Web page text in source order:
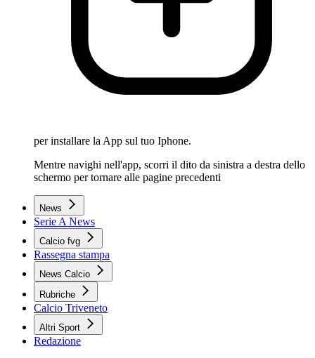
per installare la App sul tuo Iphone.
Mentre navighi nell'app, scorri il dito da sinistra a destra dello
schermo per tornare alle pagine precedenti
News
Serie A News
Calcio fvg
Rassegna stampa
News Calcio
Rubriche
Calcio Triveneto
Altri Sport
Redazione